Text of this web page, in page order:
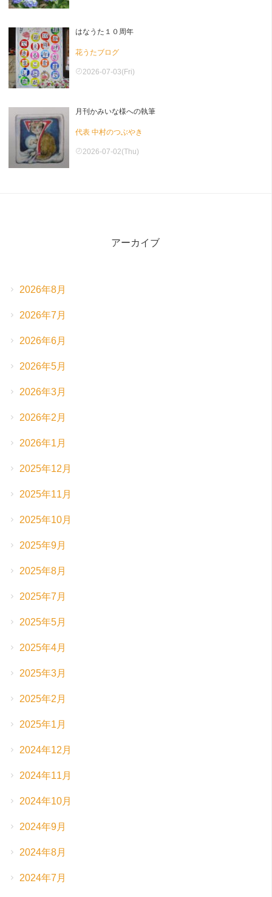
はなうた１０周年
花うたブログ
2026-07-03(Fri)
月刊かみいな様への執筆
代表 中村のつぶやき
2026-07-02(Thu)
アーカイブ
2026年8月
2026年7月
2026年6月
2026年5月
2026年3月
2026年2月
2026年1月
2025年12月
2025年11月
2025年10月
2025年9月
2025年8月
2025年7月
2025年5月
2025年4月
2025年3月
2025年2月
2025年1月
2024年12月
2024年11月
2024年10月
2024年9月
2024年8月
2024年7月